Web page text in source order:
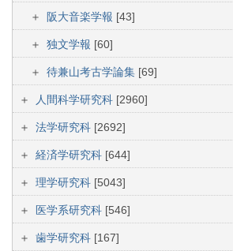
阪大音楽学報 [43]
独文学報 [60]
待兼山考古学論集 [69]
人間科学研究科 [2960]
法学研究科 [2692]
経済学研究科 [644]
理学研究科 [5043]
医学系研究科 [546]
歯学研究科 [167]